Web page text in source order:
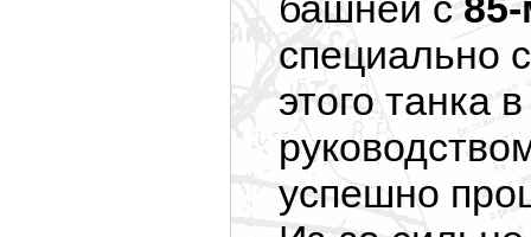
специально
этого танка
успешно